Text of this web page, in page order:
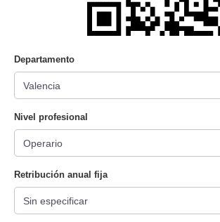
Departamento
Nivel profesional
Retribución anual fija